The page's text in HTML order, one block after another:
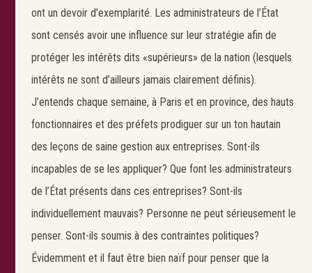
ont un devoir d’exemplarité. Les administrateurs de l’État
sont censés avoir une influence sur leur stratégie afin de
protéger les intérêts dits «supérieurs» de la nation (lesquels
intérêts ne sont d’ailleurs jamais clairement définis).
J’entends chaque semaine, à Paris et en province, des hauts
fonctionnaires et des préfets prodiguer sur un ton hautain
des leçons de saine gestion aux entreprises. Sont-ils
incapables de se les appliquer? Que font les administrateurs
de l’État présents dans ces entreprises? Sont-ils
individuellement mauvais? Personne ne peut sérieusement le
penser. Sont-ils soumis à des contraintes politiques?
Évidemment et il faut être bien naïf pour penser que la